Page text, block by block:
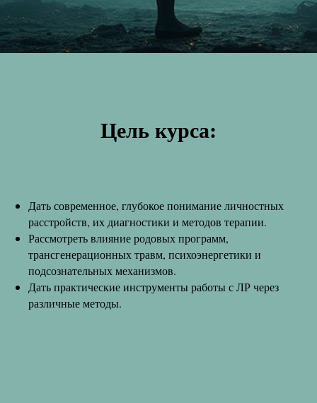
Цель курса:
Дать современное, глубокое понимание личностных
расстройств, их диагностики и методов терапии.
Рассмотреть влияние родовых программ,
трансгенерационных травм, психоэнергетики и
подсознательных механизмов.
Дать практические инструменты работы с ЛР через
различные методы.